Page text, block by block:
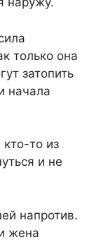
только она
затопить
начала
то из
и не
напротив.
жена